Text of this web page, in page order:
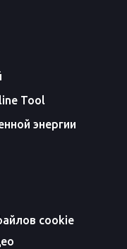
Tool
энергии
cookie